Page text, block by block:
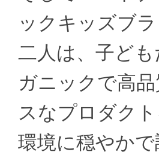
ックキッズブラ
二人は、子ど
ガニックで高
スなプロダク
環境に穏やか